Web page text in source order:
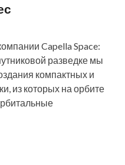
Capella Space:
разведке мы
компактных и
из которых на орбите